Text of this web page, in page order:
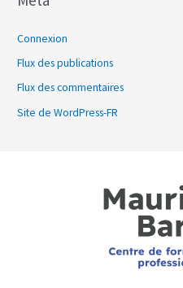
Connexion
Flux des publications
Flux des commentaires
Site de WordPress-FR